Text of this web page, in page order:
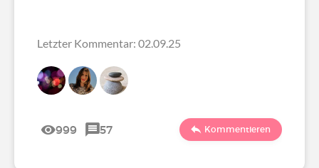
Letzter Kommentar: 02.09.25
999 57 Kommentieren